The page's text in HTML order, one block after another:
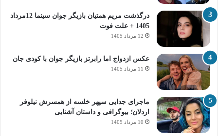
درگذشت مریم همتیان بازیگر جوان سینما 12مرداد
1405 + علت فوت
12 مرداد 1405
عکس ازدواج اما رابرتز بازیگر جوان با کودی جان
11 مرداد 1405
ماجرای جدایی سپهر خلسه از همسرش نیلوفر
اردلان؛ بیوگرافی و داستان آشنایی
10 مرداد 1405